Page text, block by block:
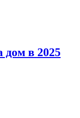
дом в 2025